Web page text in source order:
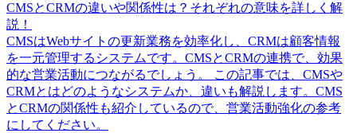
CMSとCRMの違いや関係性は？それぞれの意味を詳しく解
説！
CMSはWebサイトの更新業務を効率化し、CRMは顧客情報
を一元管理するシステムです。CMSとCRMの連携で、効果
的な営業活動につながるでしょう。 この記事では、CMSや
CRMとはどのようなシステムか、違いも解説します。CMS
とCRMの関係性も紹介しているので、営業活動強化の参考
にしてください。